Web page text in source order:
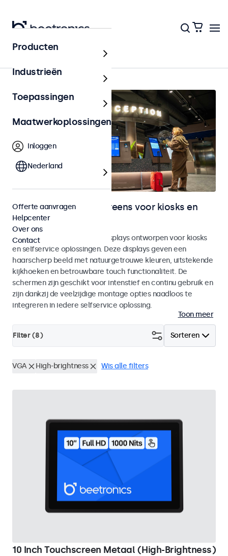
Home
Monitoren en touchscreens voor kiosks en
selfservice
Monitoren en touchscreen displays ontworpen voor kiosks
en selfservice oplossingen. Deze displays geven een
haarscherp beeld met natuurgetrouwe kleuren, uitstekende
kijkhoeken en betrouwbare touch functionaliteit. De
schermen zijn geschikt voor intenstief en continu gebruik en
zijn dankzij de veelzijdige montage opties naadloos te
integreren in iedere selfservice oplossing.
Toon meer
Sorteren
Filter (8)
VGA High-brightness Wis alle filters
10 Inch Touchscreen Metaal (High-Brightness)
Producten
Industrieën
Toepassingen
Maatwerkoplossingen
Inloggen
Nederland
Offerte aanvragen
Helpcenter
Over ons
Contact